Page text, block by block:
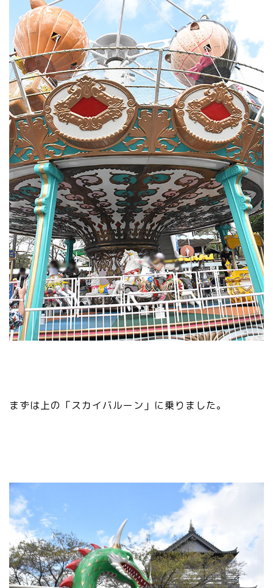
まずは上の「スカイバルーン」に乗りました。